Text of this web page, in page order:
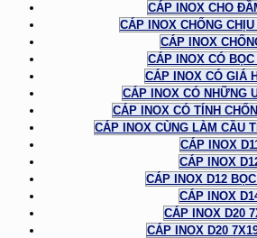
CÁP INOX CHO
CÁP INOX CHỐNG
CÁP INOX
CÁP INOX CÓ
CÁP INOX CÓ GIÁ
CÁP INOX CÓ NHỮNG
CÁP INOX CÓ TÍNH
CÁP INOX CÙNG LÀM CẦU
CÁP INOX
CÁP INOX
CÁP INOX D12
CÁP INOX
CÁP INOX D20
CÁP INOX D20